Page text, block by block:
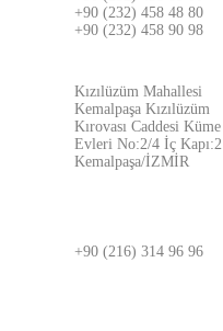
+90 (232) 458 48 80
+90 (232) 458 90 98
Kızılüzüm Mahallesi
Kemalpaşa Kızılüzüm
Kırovası Caddesi Küme
Evleri No:2/4 İç Kapı:2
Kemalpaşa/İZMİR
+90 (216) 314 96 96